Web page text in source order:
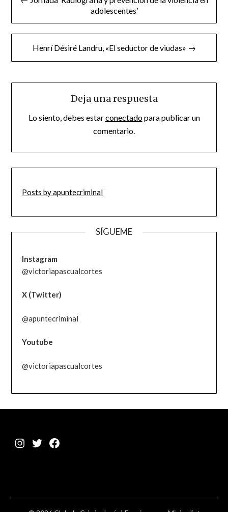
adolescentes’
Henrí Désiré Landru, «El seductor de viudas» →
Deja una respuesta
Lo siento, debes estarconectadopara publicar un
comentario.
Posts by apuntecriminal
SÍGUEME
Instagram
@victoriapascualcortes
X (Twitter)
@apuntecriminal
Youtube
@victoriapascualcortes
Instagram
TwitterFacebook